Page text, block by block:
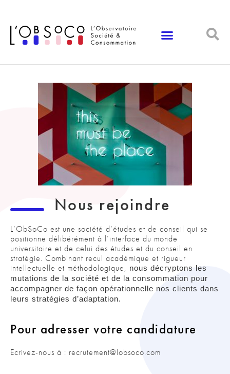
Nous rejoindre
L’ObSoCo est une société d’études et de conseil qui se
positionne délibérément à l’interface du monde
universitaire et de celui des études et du conseil en
stratégie. Combinant recul académique et rigueur
intellectuelle et méthodologique, nous décryptons les
mutations de la société et de la consommation pour
accompagner de façon opérationnelle nos clients dans
leurs stratégies d’adaptation.
Pour adresser votre candidature
Ecrivez-nous à : recrutement@lobsoco.com